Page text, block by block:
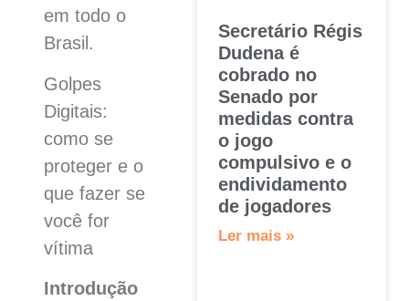
em todo o
Brasil.
Golpes
Digitais:
como se
proteger e o
que fazer se
você for
vítima
Introdução
Secretário Régis
Dudena é
cobrado no
Senado por
medidas contra
o jogo
compulsivo e o
endividamento
de jogadores
Ler mais »